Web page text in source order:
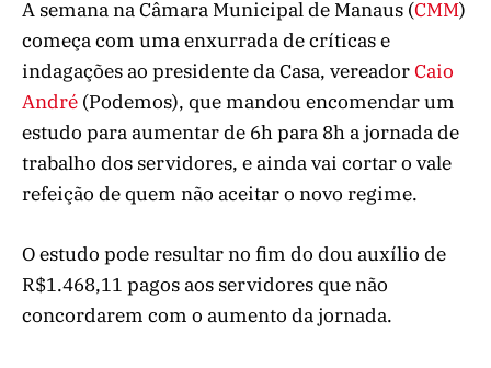
A semana na Câmara Municipal de Manaus (CMM)
começa com uma enxurrada de críticas e
indagações ao presidente da Casa, vereadorCaio
André (Podemos), que mandou encomendar um
estudo para aumentar de 6h para 8h a jornada de
trabalho dos servidores, e ainda vai cortar o vale
refeição de quem não aceitar o novo regime.
O estudo pode resultar no fim do dou auxílio de
R$1.468,11 pagos aos servidores que não
concordarem com o aumento da jornada.